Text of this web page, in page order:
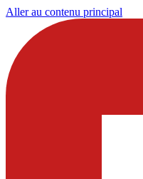
Aller au contenu principal